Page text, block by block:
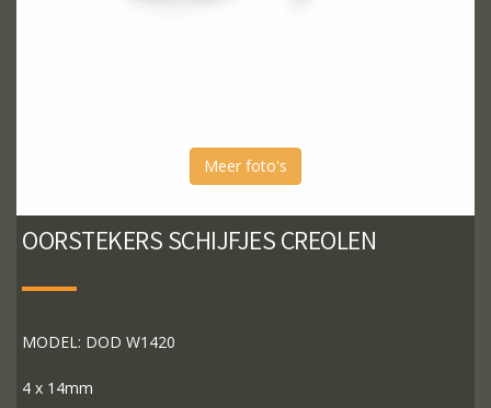
Meer foto's
OORSTEKERS SCHIJFJES CREOLEN
MODEL: DOD W1420
4 x 14mm